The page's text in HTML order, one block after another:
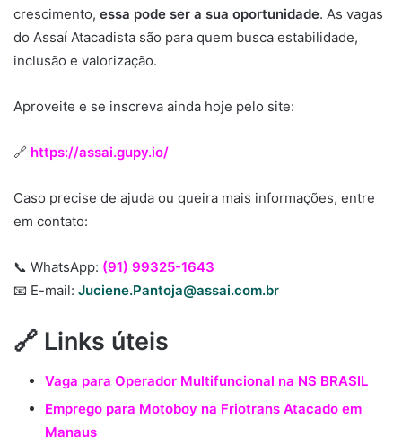
crescimento, essa pode ser a sua oportunidade. As vagas
do Assaí Atacadista são para quem busca estabilidade,
inclusão e valorização.
Aproveite e se inscreva ainda hoje pelo site:
🔗 https://assai.gupy.io/
Caso precise de ajuda ou queira mais informações, entre
em contato:
📞 WhatsApp: (91) 99325-1643
📧 E-mail: Juciene.Pantoja@assai.com.br
🔗 Links úteis
Vaga para Operador Multifuncional na NS BRASIL
Emprego para Motoboy na Friotrans Atacado em
Manaus